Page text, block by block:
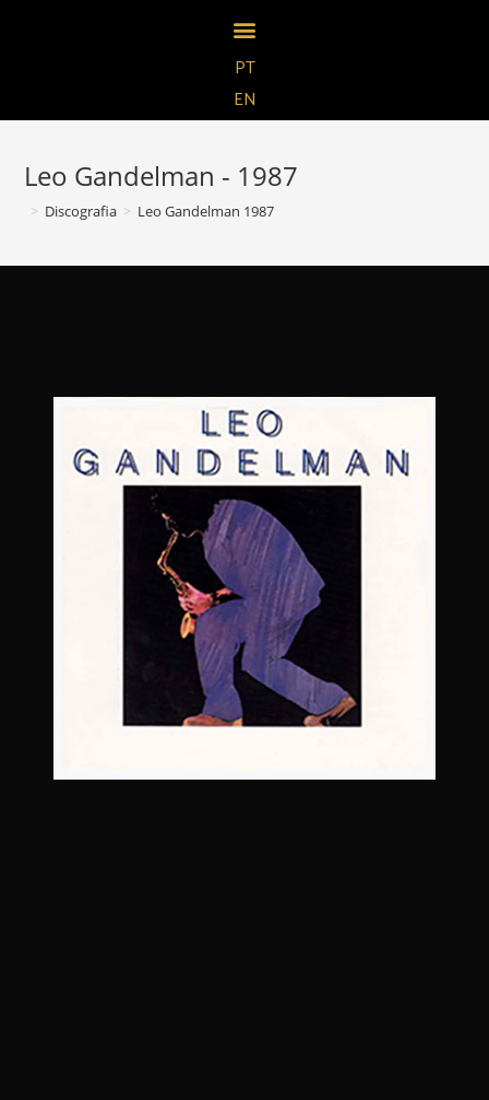
PT
EN
Leo Gandelman - 1987
> Discografia > Leo Gandelman 1987